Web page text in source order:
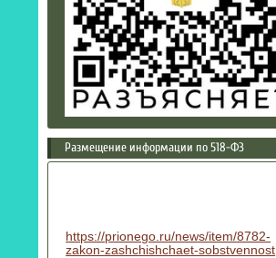
Размещение информации по 518-ФЗ
https://prionego.ru/news/item/8782-
zakon-zashchishchaet-sobstvennost